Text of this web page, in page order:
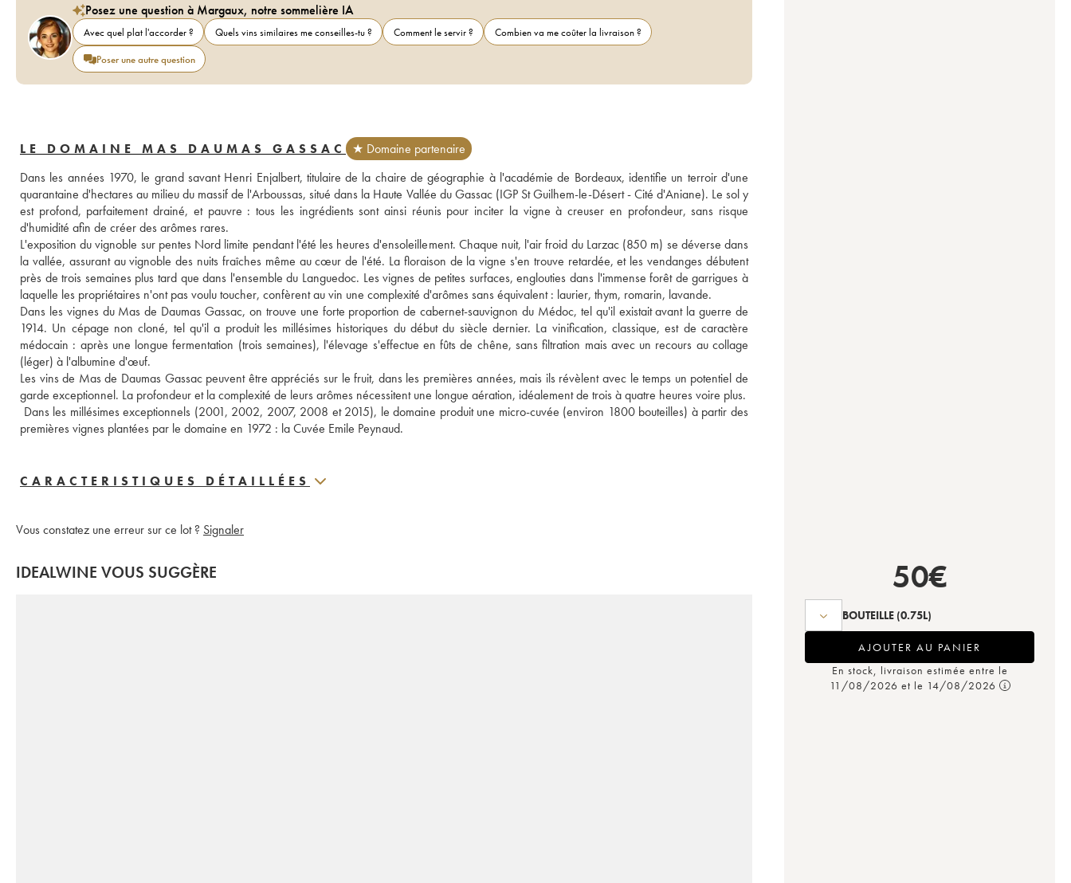
Posez une question à Margaux, notre sommelière IA
Avec quel plat l'accorder ? Quels vins similaires me conseilles-tu ? Comment le servir ?
Combien va me coûter la livraison ?
Poser une autre question
LE DOMAINE MAS DAUMAS GASSAC
★ Domaine partenaire
Dans les années 1970, le grand savant Henri Enjalbert, titulaire de la chaire de géographie à l'académie de Bordeaux, identifie un terroir d'une
quarantaine d'hectares au milieu du massif de l'Arboussas, situé dans la Haute Vallée du Gassac (IGP St Guilhem-le-Désert - Cité d'Aniane). Le sol y
est profond, parfaitement drainé, et pauvre : tous les ingrédients sont ainsi réunis pour inciter la vigne à creuser en profondeur, sans risque
d'humidité afin de créer des arômes rares.
L'exposition du vignoble sur pentes Nord limite pendant l'été les heures d'ensoleillement. Chaque nuit, l'air froid du Larzac (850 m) se déverse dans
la vallée, assurant au vignoble des nuits fraîches même au cœur de l'été. La floraison de la vigne s'en trouve retardée, et les vendanges débutent
près de trois semaines plus tard que dans l'ensemble du Languedoc. Les vignes de petites surfaces, englouties dans l'immense forêt de garrigues à
laquelle les propriétaires n'ont pas voulu toucher, confèrent au vin une complexité d'arômes sans équivalent : laurier, thym, romarin, lavande.
Dans les vignes du Mas de Daumas Gassac, on trouve une forte proportion de cabernet-sauvignon du Médoc, tel qu'il existait avant la guerre de
1914. Un cépage non cloné, tel qu'il a produit les millésimes historiques du début du siècle dernier. La vinification, classique, est de caractère
médocain : après une longue fermentation (trois semaines), l'élevage s'effectue en fûts de chêne, sans filtration mais avec un recours au collage
(léger) à l'albumine d'œuf.
Les vins de Mas de Daumas Gassac peuvent être appréciés sur le fruit, dans les premières années, mais ils révèlent avec le temps un potentiel de
garde exceptionnel. La profondeur et la complexité de leurs arômes nécessitent une longue aération, idéalement de trois à quatre heures voire plus.
Dans les millésimes exceptionnels (2001, 2002, 2007, 2008 et 2015), le domaine produit une micro-cuvée (environ 1800 bouteilles) à partir des
premières vignes plantées par le domaine en 1972 : la Cuvée Emile Peynaud.
CARACTERISTIQUES DÉTAILLÉES
Vous constatez une erreur sur ce lot ? Signaler
IDEALWINE VOUS SUGGÈRE 50€
BOUTEILLE (0.75L)
AJOUTER AU PANIER
En stock, livraison estimée entre le
11/08/2026 et le 14/08/2026